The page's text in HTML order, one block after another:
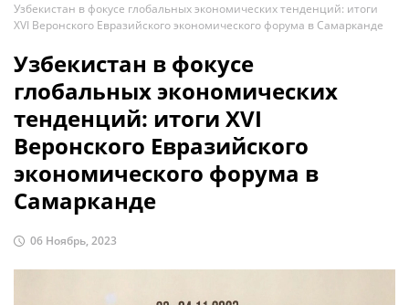
Узбекистан в фокусе глобальных экономических тенденций: итоги
XVI Веронского Евразийского экономического форума в Самарканде
Узбекистан в фокусе
глобальных экономических
тенденций: итоги XVI
Веронского Евразийского
экономического форума в
Самарканде
06 Ноябрь, 2023